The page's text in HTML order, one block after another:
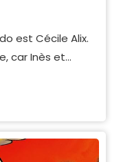
est Cécile Alix.
car Inès et…